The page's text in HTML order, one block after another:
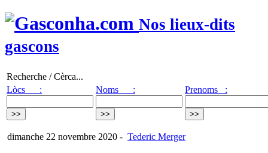
Nos lieux-dits
gascons
Recherche / Cèrca...
Lòcs :
Noms : Prenoms :
dimanche 22 novembre 2020 - Tederic Merger